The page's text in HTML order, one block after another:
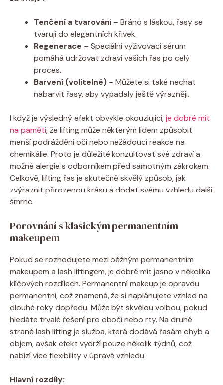
Tenčení a tvarování – Bráno s láskou, řasy se
tvarují do elegantních křivek.
Regenerace – Speciální vyživovací sérum
pomáhá udržovat zdraví vašich řas po celý
proces.
Barvení (volitelné) – Můžete si také nechat
nabarvit řasy, aby vypadaly ještě výrazněji.
I když je výsledný efekt obvykle okouzlující,je dobré mít
na paměti, že lifting může některým lidem způsobit
menší podráždění očí nebo nežádoucí reakce na
chemikálie. Proto je důležité konzultovat své zdraví a
možné alergie s odborníkem před samotným zákrokem.
Celkově, lifting řas je skutečně skvělý způsob, jak
zvýraznit přirozenou krásu a dodat svému vzhledu další
šmrnc.
Porovnání s klasickým permanentním
makeupem
Pokud se rozhodujete mezi běžným permanentním
makeupem a lash liftingem, je dobré mít jasno v několika
klíčových rozdílech. Permanentní makeup je opravdu
permanentní, což znamená, že si naplánujete vzhled na
dlouhé roky dopředu. Může být skvělou volbou, pokud
hledáte trvalé řešení pro obočí nebo rty. Na druhé
straně lash lifting je služba, která dodává řasám ohyb a
objem, avšak efekt vydrží pouze několik týdnů, což
nabízí více flexibility v úpravě vzhledu.
Hlavní rozdíly: